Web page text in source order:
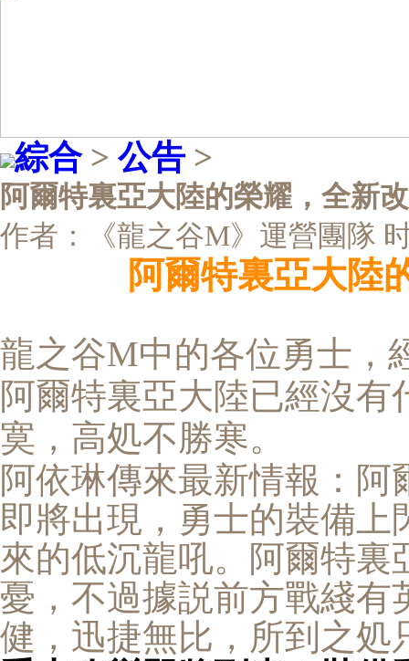
綜合>公告 >
阿爾特裏亞大陸的榮耀，全新
作者：《龍之谷M》運營團隊
阿爾特裏亞大陸
龍之谷M中的各位勇士，
阿爾特裏亞大陸已經沒
寞，高処不勝寒。
阿依琳傳來最新情報：
即將出現，勇士的裝備
來的低沉龍吼。阿爾特
憂，不過據説前方戰綫有
健，迅捷無比，所到之処